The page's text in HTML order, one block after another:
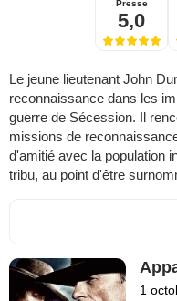
Presse
5,0
Le jeune lieutenant John
reconnaissance dans les
guerre de Sécession. Il
missions de
d'amitié avec la population
tribu, au point d'être
1